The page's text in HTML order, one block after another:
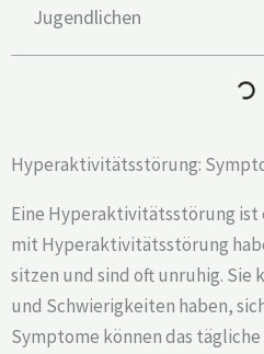
Jugendlichen
Hyperaktivitätsstörung:
Eine Hyperaktivitätsstörung ist
mit Hyperaktivitätsstörung
sitzen und sind oft unruhig. Sie
und Schwierigkeiten haben,
Symptome können das tägliche